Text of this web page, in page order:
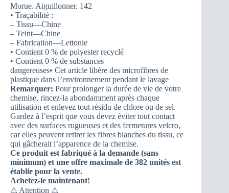
Morue. Aiguillonner. 142
• Traçabilité :
– Tissu—Chine
– Teint—Chine
– Fabrication—Lettonie
• Contient 0 % de polyester recyclé
• Contient 0 % de substances
dangereuses• Cet article libère des microfibres de
plastique dans l’environnement pendant le lavage
Remarquer: Pour prolonger la durée de vie de votre
chemise, rincez-la abondamment après chaque
utilisation et enlevez tout résidu de chlore ou de sel.
Gardez à l’esprit que vous devez éviter tout contact
avec des surfaces rugueuses et des fermetures velcro,
car elles peuvent retirer les fibres blanches du tissu, ce
qui gâcherait l’apparence de la chemise.
Ce produit est fabriqué à la demande (sans
minimum) et une offre maximale de 382 unités est
établie pour la vente.
Achetez-le maintenant!
⚠ Attention ⚠